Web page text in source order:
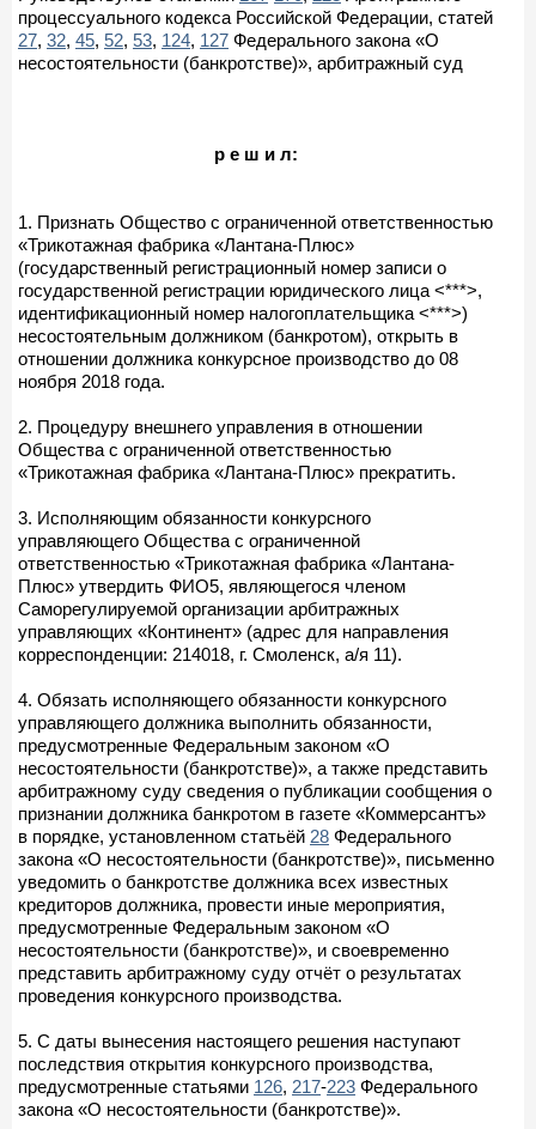
процессуального кодекса Российской Федерации, статей
27, 32, 45, 52, 53, 124, 127 Федерального закона «О
несостоятельности (банкротстве)», арбитражный суд
р е ш и л:
1. Признать Общество с ограниченной ответственностью
«Трикотажная фабрика «Лантана-Плюс»
(государственный регистрационный номер записи о
государственной регистрации юридического лица <***>,
идентификационный номер налогоплательщика <***>)
несостоятельным должником (банкротом), открыть в
отношении должника конкурсное производство до 08
ноября 2018 года.
2. Процедуру внешнего управления в отношении
Общества с ограниченной ответственностью
«Трикотажная фабрика «Лантана-Плюс» прекратить.
3. Исполняющим обязанности конкурсного
управляющего Общества с ограниченной
ответственностью «Трикотажная фабрика «Лантана-
Плюс» утвердить ФИО5, являющегося членом
Саморегулируемой организации арбитражных
управляющих «Континент» (адрес для направления
корреспонденции: 214018, г. Смоленск, а/я 11).
4. Обязать исполняющего обязанности конкурсного
управляющего должника выполнить обязанности,
предусмотренные Федеральным законом «О
несостоятельности (банкротстве)», а также представить
арбитражному суду сведения о публикации сообщения о
признании должника банкротом в газете «Коммерсантъ»
в порядке, установленном статьёй 28 Федерального
закона «О несостоятельности (банкротстве)», письменно
уведомить о банкротстве должника всех известных
кредиторов должника, провести иные мероприятия,
предусмотренные Федеральным законом «О
несостоятельности (банкротстве)», и своевременно
представить арбитражному суду отчёт о результатах
проведения конкурсного производства.
5. С даты вынесения настоящего решения наступают
последствия открытия конкурсного производства,
предусмотренные статьями 126, 217-223 Федерального
закона «О несостоятельности (банкротстве)».